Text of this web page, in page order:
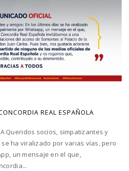
REAL ESPAÑOLA
Queridos socios, simpatizantes y
se ha viralizado por varias vías, pero
un mensaje en el que,